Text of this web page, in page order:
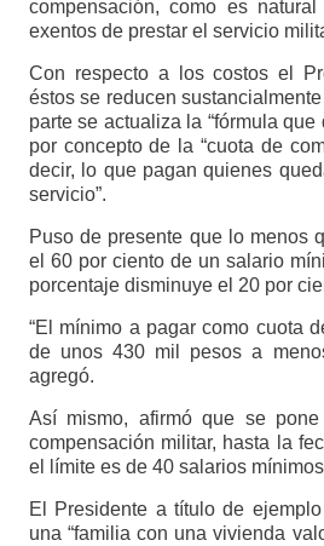
compensación, como es
exentos de prestar el servicio
Con respecto a los costos el
éstos se reducen
parte se actualiza la “fórmula
por concepto de la “cuota de
decir, lo que pagan quienes
servicio”.
Puso de presente que lo menos
el 60 por ciento de un salario
porcentaje disminuye el 20 por
“El mínimo a pagar como cuota
de unos 430 mil pesos a
agregó.
Así mismo, afirmó que se
compensación militar, hasta la
el límite es de 40 salarios
El Presidente a título de
una “familia con una vivienda